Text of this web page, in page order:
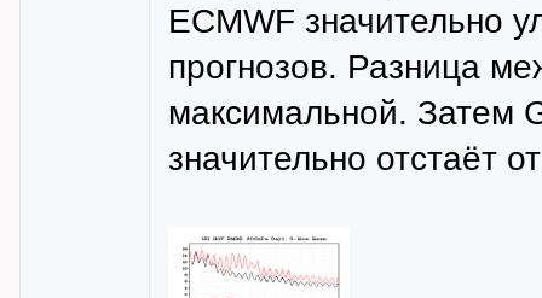
ECMWF значительно
прогнозов. Разница
максимальной. Затем
значительно отстаёт